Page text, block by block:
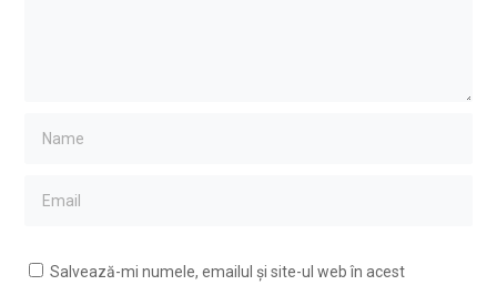
Salvează-mi numele, emailul și site-ul web în acest